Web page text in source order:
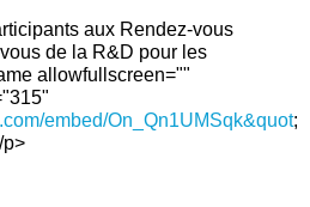
aux Rendez-vous
de la R&D pour les
allowfullscreen=""
embed/On_Qn1UMSqk&quot;